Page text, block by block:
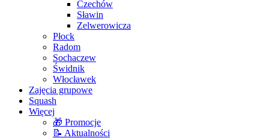
Czechów
Sławin
Zelwerowicza
Płock
Radom
Sochaczew
Świdnik
Włocławek
Zajęcia grupowe
Squash
Więcej
🎁 Promocje
📝 Aktualności